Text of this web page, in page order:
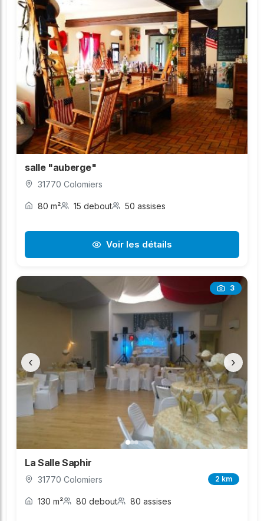
salle "auberge"
31770 Colomiers
80 m² 15 debout 50 assises
Voir les détails
3
‹ ›
La Salle Saphir
31770 Colomiers 2 km
130 m² 80 debout 80 assises